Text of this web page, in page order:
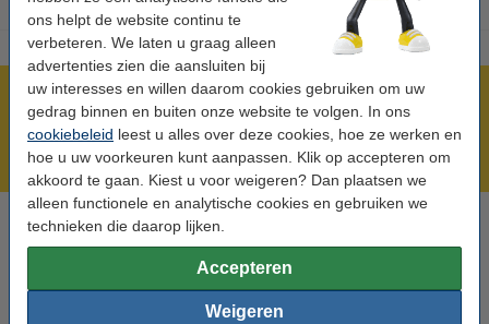
ons helpt de website continu te
verbeteren. We laten u graag alleen
advertenties zien die aansluiten bij
uw interesses en willen daarom cookies gebruiken om uw
gedrag binnen en buiten onze website te volgen. In ons
cookiebeleid leest u alles over deze cookies, hoe ze werken en
hoe u uw voorkeuren kunt aanpassen. Klik op accepteren om
akkoord te gaan. Kiest u voor weigeren? Dan plaatsen we
alleen functionele en analytische cookies en gebruiken we
technieken die daarop lijken.
Accepteren
Weigeren
Meer dan 5 miljoen klanten!
Voor 22.00 uur besteld, morgen in huis!
Laagsteprijsgarantie!
Hulp nodig? Bel ons op +32 (0)9 39 64 123
Op werkdagen van 8.30 tot 17 uur